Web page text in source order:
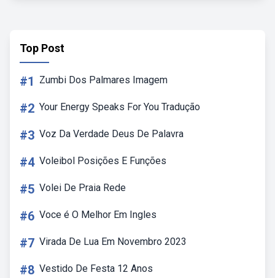
Top Post
#1 Zumbi Dos Palmares Imagem
#2 Your Energy Speaks For You Tradução
#3 Voz Da Verdade Deus De Palavra
#4 Voleibol Posições E Funções
#5 Volei De Praia Rede
#6 Voce é O Melhor Em Ingles
#7 Virada De Lua Em Novembro 2023
#8 Vestido De Festa 12 Anos